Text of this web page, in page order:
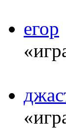
егор